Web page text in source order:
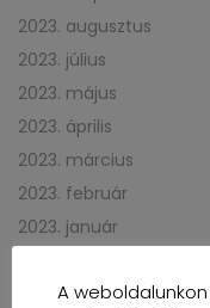
2023. augusztus
2023. július
2023. május
2023. április
2023. március
2023. február
2023. január
2022. november
A